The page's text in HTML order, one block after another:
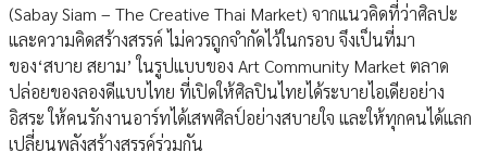
(Sabay Siam – The Creative Thai Market) จากแนวคิดที่ว่าศิลปะ
และความคิดสร้างสรรค์ ไม่ควรถูกจำกัดไว้ในกรอบ จึงเป็นที่มา
ของ‘สบาย สยาม’ ในรูปแบบของ Art Community Market ตลาด
ปล่อยของลองดีแบบไทย ที่เปิดให้ศิลปินไทยได้ระบายไอเดียอย่าง
อิสระ ให้คนรักงานอาร์ทได้เสพศิลป์อย่างสบายใจ และให้ทุกคนได้แลก
เปลี่ยนพลังสร้างสรรค์ร่วมกัน